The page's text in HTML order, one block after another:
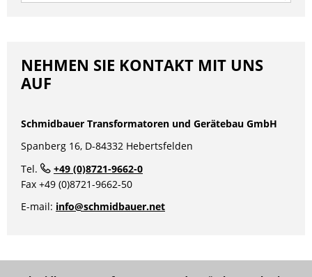
NEHMEN SIE KONTAKT MIT UNS
AUF
Schmidbauer Transformatoren und Gerätebau GmbH
Spanberg 16, D-84332 Hebertsfelden
Tel.
+49 (0)8721-9662-0
Fax +49 (0)8721-9662-50
E-mail: info@schmidbauer.net